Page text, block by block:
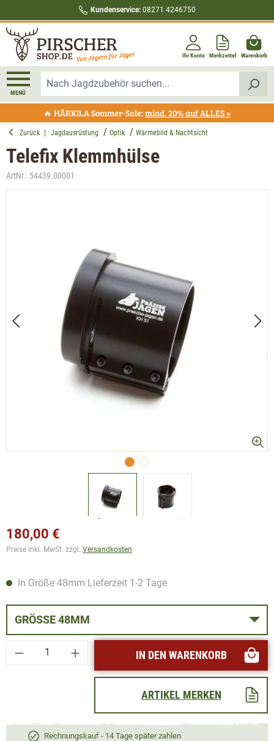
Kundenservice: 08271 4246750
Ihr Konto Merkzettel Warenkorb
MENÜ
🔥 HÄRKILA Sommer-Sale:mind. 20% auf ALLES »
Zurück Jagdausrüstung Optik Wärmebild & Nachtsicht
Telefix Klemmhülse
ArtNr.: 54439.00001
180,00 €
Preise inkl. MwSt. zzgl. Versandkosten
In Größe 48mm Lieferzeit 1-2 Tage
GRÖSSE 48MM
Produkt Anzahl: Gib den gewünschten
IN DEN WARENKORB
ARTIKEL MERKEN
Rechnungskauf - 14 Tage später zahlen